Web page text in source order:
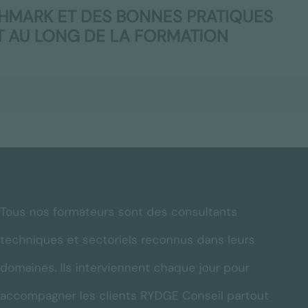
Tous nos formateurs sont des consultants
techniques et sectoriels reconnus dans leurs
domaines. Ils interviennent chaque jour pour
accompagner les clients RYDGE Conseil partout